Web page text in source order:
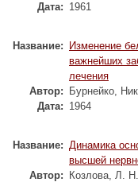
Дата: 1961
Название:
Изменение
важнейших
лечения
Автор:
Бурнейко,
Дата: 1964
Название: Динамика
высшей
Автор:
Козлова, Л. Н.